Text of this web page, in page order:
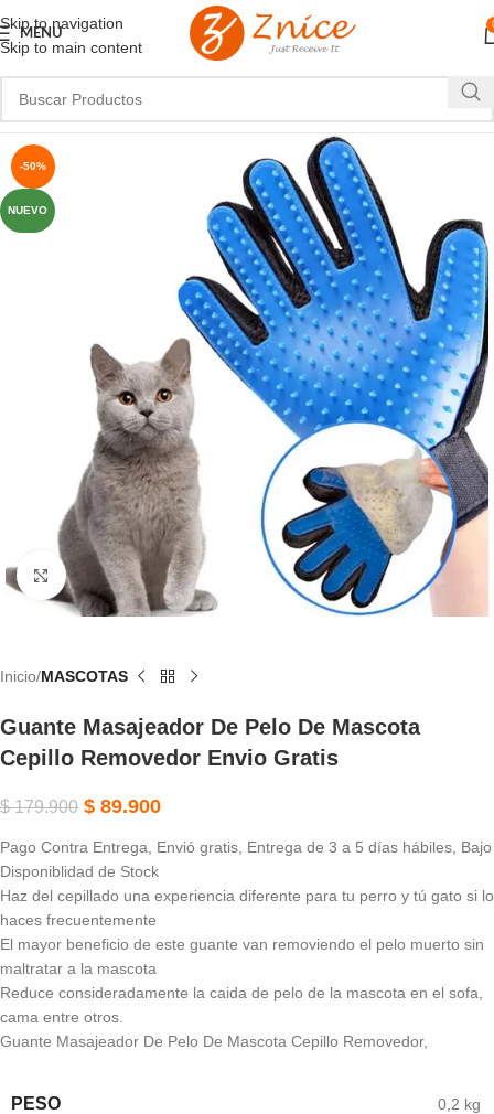
Skip to navigation
Skip to main content
MENU
-50%
NUEVO
Haga Clic Para Ampliar
Inicio MASCOTAS
Guante Masajeador De Pelo De Mascota
Cepillo Removedor Envio Gratis
$179.900 $ 89.900
Pago Contra Entrega, Envió gratis, Entrega de 3 a 5 días hábiles, Bajo
Disponiblidad de Stock
Haz del cepillado una experiencia diferente para tu perro y tú gato si lo
haces frecuentemente
El mayor beneficio de este guante van removiendo el pelo muerto sin
maltratar a la mascota
Reduce consideradamente la caida de pelo de la mascota en el sofa,
cama entre otros.
Guante Masajeador De Pelo De Mascota Cepillo Removedor,
PESO 0,2 kg